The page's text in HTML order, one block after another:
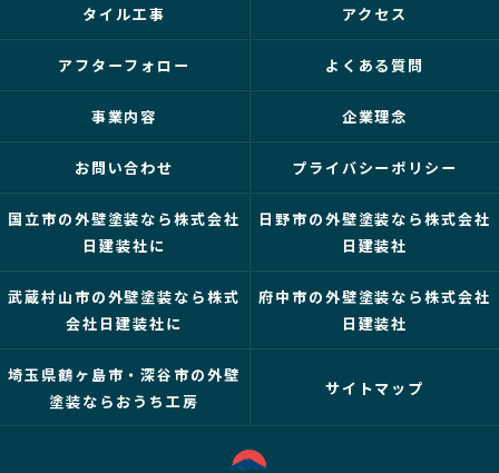
タイル工事 アクセス
アフターフォロー よくある質問
事業内容 企業理念
お問い合わせ プライバシーポリシー
国立市の外壁塗装なら株式会社
日建装社に
日野市の外壁塗装なら株式会社
日建装社
武蔵村山市の外壁塗装なら株式
会社日建装社に
府中市の外壁塗装なら株式会社
日建装社
埼玉県鶴ヶ島市・深谷市の外壁
塗装ならおうち工房
サイトマップ